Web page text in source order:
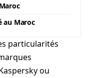
au Maroc
particularités
ou